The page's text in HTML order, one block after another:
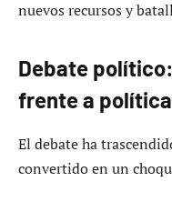
nuevos recursos y
Debate
frente a
El debate ha
convertido en un